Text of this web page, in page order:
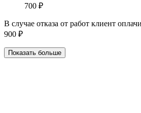
700 ₽
В случае отказа от работ клиент
900 ₽
Показать больше